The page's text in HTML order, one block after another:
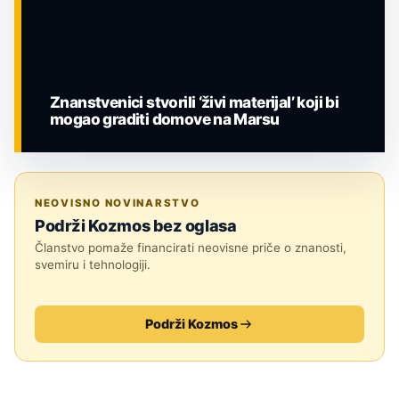
Znanstvenici stvorili ‘živi materijal’ koji bi
mogao graditi domove na Marsu
NEOVISNO NOVINARSTVO
Podrži Kozmos bez oglasa
Članstvo pomaže financirati neovisne priče o znanosti,
svemiru i tehnologiji.
Podrži Kozmos